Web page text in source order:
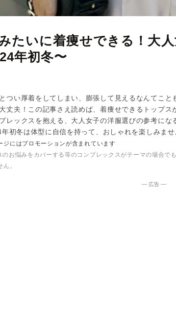
たいに着痩せできる！大
年初冬〜
つい厚着をしてしまい、膨張して見えるなんてこ
丈夫！この記事さえ読めば、着痩せできるトップス
レックスを抱える、大人女子の洋服選びの参考に
初冬は体型に自信を持って、おしゃれを楽しみませ
ジにはプロモーションが含まれています
お悩みをカバーする等のコンプレックスがテーマの場合で
ん。
― 広告 ―